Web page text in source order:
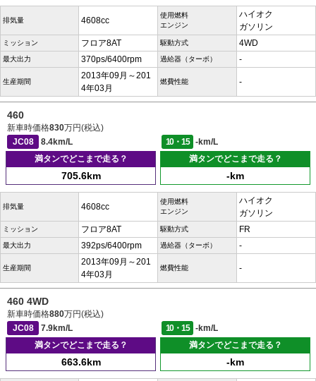
排気量 4608cc
使用燃料
エンジン
ハイオク
ガソリン
ミッション フロア8AT 駆動方式 4WD
最大出力 370ps/6400rpm 過給器（ターボ） -
生産期間
2013年09月～201
4年03月
燃費性能 -
460
新車時価格830万円(税込)
JC08
8.4km/L 10・15
-km/L
満タンでどこまで走る？
705.6km
満タンでどこまで走る？
-km
排気量 4608cc
使用燃料
エンジン
ハイオク
ガソリン
ミッション フロア8AT 駆動方式 FR
最大出力 392ps/6400rpm 過給器（ターボ） -
生産期間
2013年09月～201
4年03月
燃費性能 -
460 4WD
新車時価格880万円(税込)
JC08
7.9km/L 10・15
-km/L
満タンでどこまで走る？
663.6km
満タンでどこまで走る？
-km